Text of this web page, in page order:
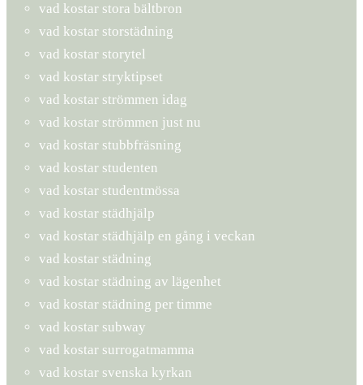
vad kostar stora bältbron
vad kostar storstädning
vad kostar storytel
vad kostar stryktipset
vad kostar strömmen idag
vad kostar strömmen just nu
vad kostar stubbfräsning
vad kostar studenten
vad kostar studentmössa
vad kostar städhjälp
vad kostar städhjälp en gång i veckan
vad kostar städning
vad kostar städning av lägenhet
vad kostar städning per timme
vad kostar subway
vad kostar surrogatmamma
vad kostar svenska kyrkan